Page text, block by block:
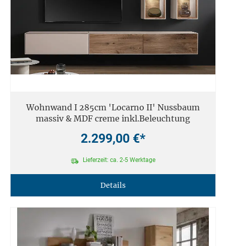
Wohnwand I 285cm 'Locarno II' Nussbaum
massiv & MDF creme inkl.Beleuchtung
2.299,00 €*
Lieferzeit: ca. 2-5 Werktage
Details